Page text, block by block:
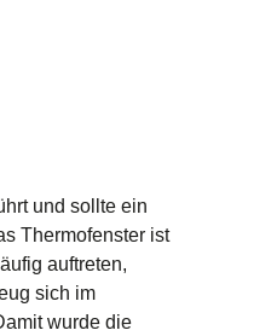
und sollte ein
Thermofenster ist
auftreten,
sich im
wurde die